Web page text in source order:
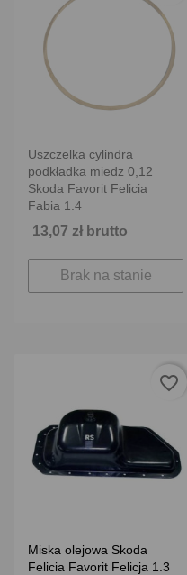
Uszczelka cylindra
podkładka miedz 0,12
Skoda Favorit Felicia
Fabia 1.4
13,07 zł brutto
Brak na stanie
Miska olejowa Skoda
Felicia Favorit Felicja 1.3
favorite_border